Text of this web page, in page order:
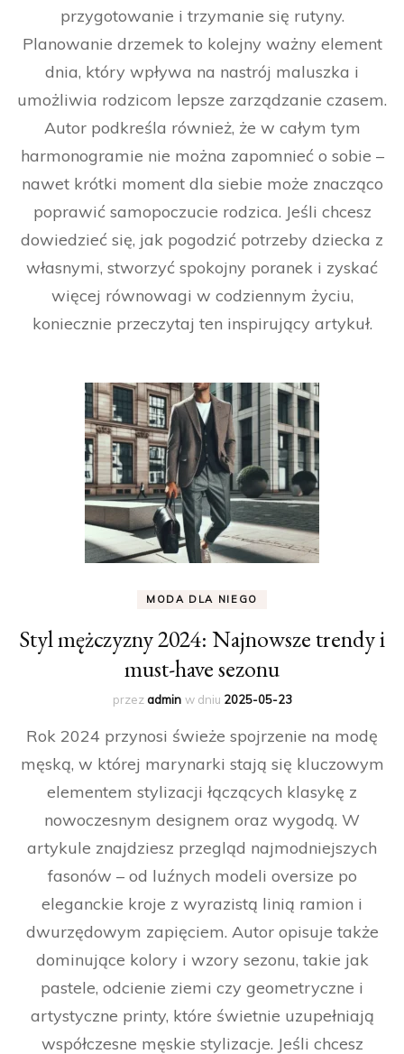
przygotowanie i trzymanie się rutyny.
Planowanie drzemek to kolejny ważny element
dnia, który wpływa na nastrój maluszka i
umożliwia rodzicom lepsze zarządzanie czasem.
Autor podkreśla również, że w całym tym
harmonogramie nie można zapomnieć o sobie –
nawet krótki moment dla siebie może znacząco
poprawić samopoczucie rodzica. Jeśli chcesz
dowiedzieć się, jak pogodzić potrzeby dziecka z
własnymi, stworzyć spokojny poranek i zyskać
więcej równowagi w codziennym życiu,
koniecznie przeczytaj ten inspirujący artykuł.
MODA DLA NIEGO
Styl mężczyzny 2024: Najnowsze trendy i
must-have sezonu
przezadmin w dniu 2025-05-23
Rok 2024 przynosi świeże spojrzenie na modę
męską, w której marynarki stają się kluczowym
elementem stylizacji łączących klasykę z
nowoczesnym designem oraz wygodą. W
artykule znajdziesz przegląd najmodniejszych
fasonów – od luźnych modeli oversize po
eleganckie kroje z wyrazistą linią ramion i
dwurzędowym zapięciem. Autor opisuje także
dominujące kolory i wzory sezonu, takie jak
pastele, odcienie ziemi czy geometryczne i
artystyczne printy, które świetnie uzupełniają
współczesne męskie stylizacje. Jeśli chcesz